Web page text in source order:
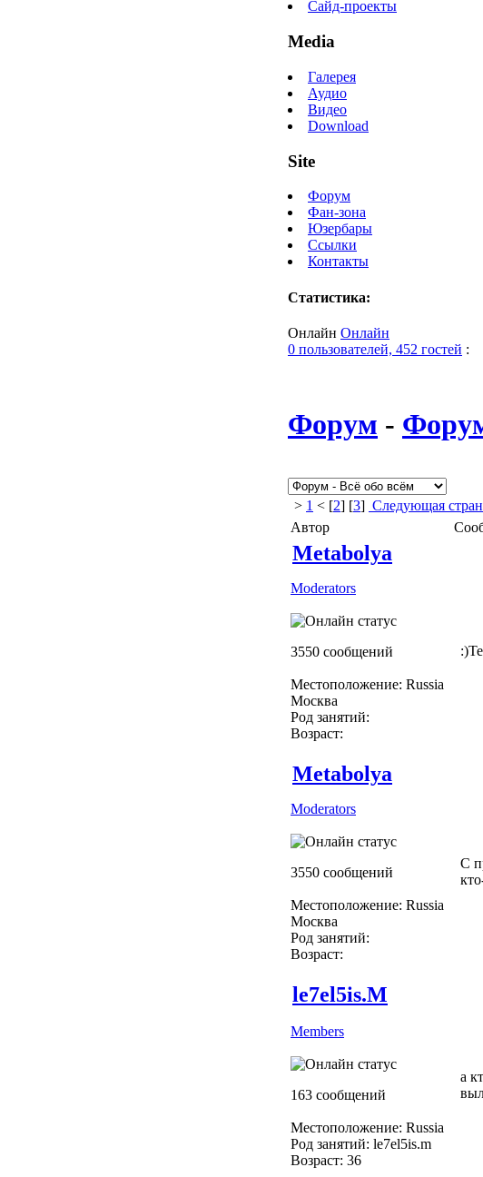
Сайд-проекты
Media
Галерея
Аудио
Видео
Download
Site
Форум
Фан-зона
Юзербары
Ссылки
Контакты
Статистика:
Онлайн Онлайн
0 пользователей, 452 гостей :
Форум -
> 1 < [2] [3] Следующая
Автор
Metabolya
Moderators
3550 сообщений
Местоположение: Russia
Москва
Род занятий:
Возраст:
Metabolya
Moderators
3550 сообщений
Местоположение: Russia
Москва
Род занятий:
Возраст:
С
le7el5is.M
Members
163 сообщений
Местоположение: Russia
Род занятий: le7el5is.m
Возраст: 36
а